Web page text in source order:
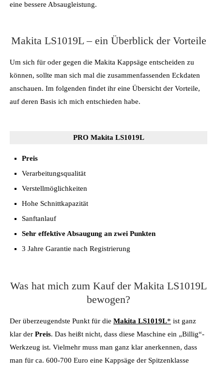
eine bessere Absaugleistung.
Makita LS1019L – ein Überblick der Vorteile
Um sich für oder gegen die Makita Kappsäge entscheiden zu
können, sollte man sich mal die zusammenfassenden Eckdaten
anschauen. Im folgenden findet ihr eine Übersicht der Vorteile,
auf deren Basis ich mich entschieden habe.
PRO Makita LS1019L
Preis
Verarbeitungsqualität
Verstellmöglichkeiten
Hohe Schnittkapazität
Sanftanlauf
Sehr effektive Absaugung an zwei Punkten
3 Jahre Garantie nach Registrierung
Was hat mich zum Kauf der Makita LS1019L
bewogen?
Der überzeugendste Punkt für die Makita LS1019L* ist ganz
klar der Preis. Das heißt nicht, dass diese Maschine ein „Billig“-
Werkzeug ist. Vielmehr muss man ganz klar anerkennen, dass
man für ca. 600-700 Euro eine Kappsäge der Spitzenklasse